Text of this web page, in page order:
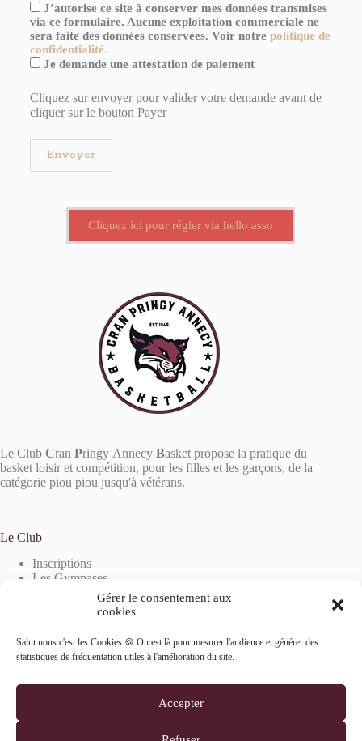
Gérer le consentement aux
cookies
Salut nous c'est les Cookies 🍪 On est là pour mesurer l'audience et générer des
statistiques de fréquentation utiles à l'amélioration du site.
Accepter
J’autorise ce site à conserver mes données transmises
via ce formulaire. Aucune exploitation commerciale ne
sera faite des données conservées. Voir notre politique de
confidentialité.
Je demande une attestation de paiement
Cliquez sur envoyer pour valider votre demande avant de
cliquer sur le bouton Payer
Cliquez ici pour régler via hello asso
Le Club Cran Pringy Annecy Basket propose la pratique du
basket loisir et compétition, pour les filles et les garçons, de la
catégorie piou piou jusqu'à vétérans.
Le Club
Inscriptions
Les Gymnases
Devenir partenaire
Informations
Mentions Légales
Politique de confidentialité